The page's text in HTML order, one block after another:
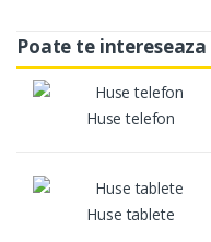
Poate te intereseaza
Huse telefon
Huse tablete